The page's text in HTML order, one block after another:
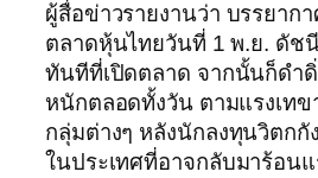
ผู้สื่อข่าวรายงานว่า บรรยาก
ตลาดหุ้นไทยวันที่ 1 พ.ย. ดัช
ทันทีที่เปิดตลาด จากนั้นก็ดำ
หนักตลอดทั้งวัน ตามแรงเท
กลุ่มต่างๆ หลังนักลงทุนวิตกกัง
ในประเทศที่อาจกลับมาร้อน